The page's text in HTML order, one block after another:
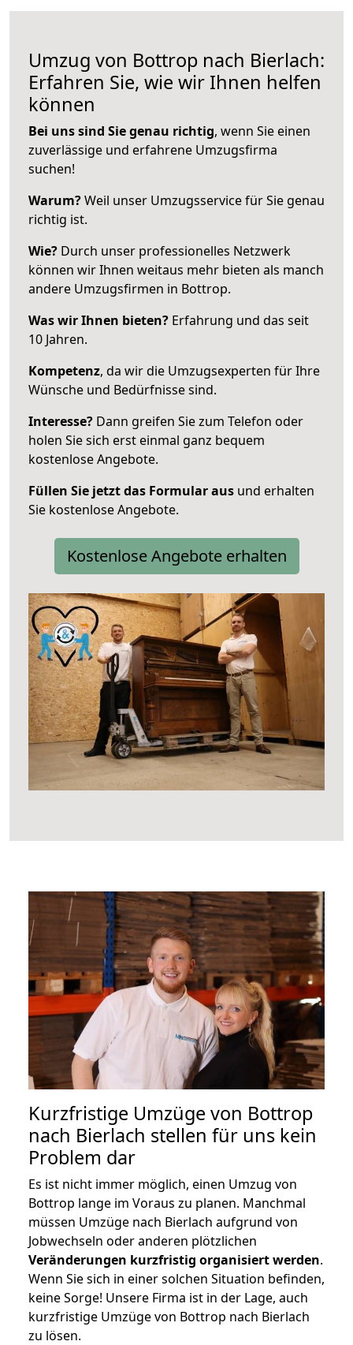
Umzug von Bottrop nach Bierlach:
Erfahren Sie, wie wir Ihnen helfen
können
Bei uns sind Sie genau richtig, wenn Sie einen
zuverlässige und erfahrene Umzugsfirma
suchen!
Warum?Weil unser Umzugsservice für Sie genau
richtig ist.
Wie? Durch unser professionelles Netzwerk
können wir Ihnen weitaus mehr bieten als manch
andere Umzugsfirmen in Bottrop.
Was wir Ihnen bieten? Erfahrung und das seit
10 Jahren.
Kompetenz, da wir die Umzugsexperten für Ihre
Wünsche und Bedürfnisse sind.
Interesse? Dann greifen Sie zum Telefon oder
holen Sie sich erst einmal ganz bequem
kostenlose Angebote.
Füllen Sie jetzt das Formular aus und erhalten
Sie kostenlose Angebote.
Kostenlose Angebote erhalten
Kurzfristige Umzüge von Bottrop
nach Bierlach stellen für uns kein
Problem dar
Es ist nicht immer möglich, einen Umzug von
Bottrop lange im Voraus zu planen. Manchmal
müssen Umzüge nach Bierlach aufgrund von
Jobwechseln oder anderen plötzlichen
Veränderungen kurzfristig organisiert werden.
Wenn Sie sich in einer solchen Situation befinden,
keine Sorge! Unsere Firma ist in der Lage, auch
kurzfristige Umzüge von Bottrop nach Bierlach
zu lösen.